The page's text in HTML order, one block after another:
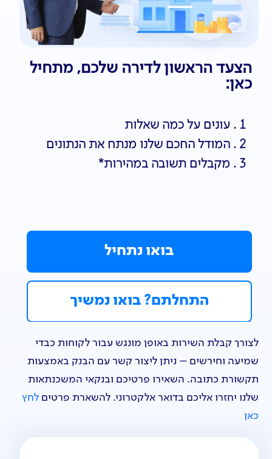
הצעד הראשון לדירה שלכם, מתחיל
כאן:
עונים על כמה שאלות
המודל החכם שלנו מנתח את הנתונים
מקבלים תשובה במהירות*
בואו נתחיל
התחלתם? בואו נמשיך
לצורך קבלת השירות באופן מונגש עבור לקוחות כבדי
שמיעה וחירשים – ניתן ליצור קשר עם הבנק באמצעות
תקשורת כתובה. השאירו פרטיכם ובנקאי המשכנתאות
שלנו יחזרו אליכם בדואר אלקטרוני. להשארת פרטים לחץ
כאן